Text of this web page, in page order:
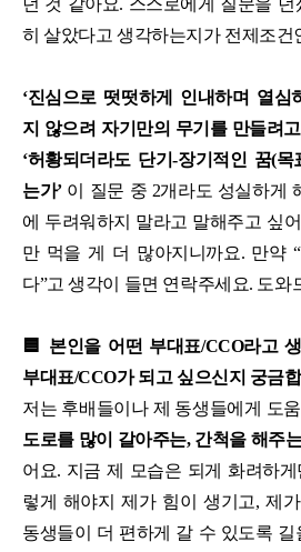
히 살았다고 생각하는지가 전제조건
‘진심으로 떳떳하게 인내하며 열심
지 않으려 자기만의 무기를 만들려
‘허황되더라도 단기-장기적인 꿈(
는가’이 질문 중 2개라도 성실하게
에 두려워하지 말라고 말해주고 싶
만 먹을 게 더 많아지니까요. 만약
다”고 생각이 들면 연락주세요. 도와
🟦 본인을 어떤 부대표/CCO라고
부대표/CCO가 되고 싶으신지 궁금
저는 후배들이나 제 동생들에게 도
도로를 많이 갈아주는, 간척을 해주
어요. 지금 제 모습은 되게 화려하게
렇게 해야지 제가 힘이 생기고, 제
동생들이 더 편하게 갈 수 있도록 길